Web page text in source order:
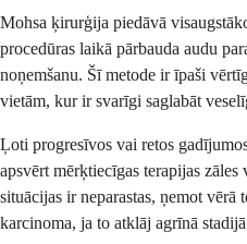
Mohsa ķirurģija piedāvā
procedūras laikā pārbauda audu
noņemšanu. Šī metode ir īpaši
vietām, kur ir svarīgi saglabāt
Ļoti progresīvos vai retos
apsvērt mērķtiecīgas terapijas
situācijas ir neparastas, ņemot vērā
karcinoma, ja to atklāj agrīnā